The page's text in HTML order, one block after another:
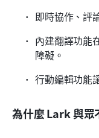
即時協作、評
內建翻譯功能
障礙。
行動編輯功能
為什麼 Lark 與眾